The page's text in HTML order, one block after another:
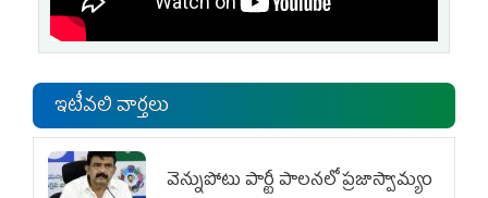
ఇటీవలి వార్తలు
వెన్నుపోటు పార్టీ పాలనలో ప్రజాస్వామ్యం